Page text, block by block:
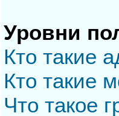
Уровни
Кто такие
Кто такие
Что такое